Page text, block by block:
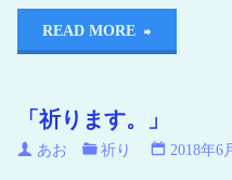
READ MORE
「祈ります。」
あお 祈り 2018年6